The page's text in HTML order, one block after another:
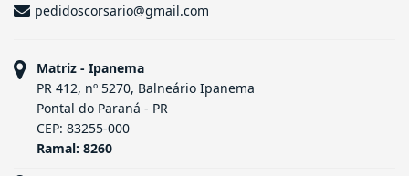
pedidoscorsario@gmail.com
Matriz - Ipanema
PR 412, nº 5270, Balneário Ipanema
Pontal do Paraná - PR
CEP: 83255-000
Ramal: 8260